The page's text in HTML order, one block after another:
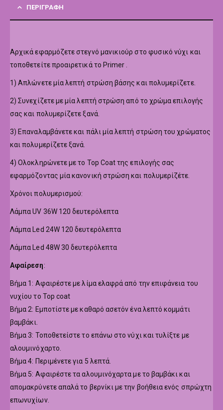
ΠΕΡΙΓΡΑΦΉ
Αρχικά εφαρμόζετε στεγνό μανικιούρ στο φυσικό νύχι και
τοποθετείτε προαιρετικά το Primer .
1) Απλώνετε μία λεπτή στρώση βάσης και πολυμερίζετε.
2) Συνεχίζετε με μία λεπτή στρώση από το χρώμα επιλογής
σας και πολυμερίζετε ξανά.
3) Επαναλαμβάνετε και πάλι μία λεπτή στρώση του χρώματος
και πολυμερίζετε ξανά.
4) Ολοκληρώνετε με το Top Coat της επιλογής σας
εφαρμόζοντας μία κανονική στρώση και πολυμερίζέτε.
Χρόνοι πολυμερισμού:
Λάμπα UV 36W 120 δευτερόλεπτα
Λάμπα Led 24W 120 δευτερόλεπτα
Λάμπα Led 48W 30 δευτερόλεπτα
Αφαίρεση:
Βήμα 1: Αφαιρέστε με λίμα ελαφρά από την επιφάνεια του
νυχίου το Top coat
Βήμα 2: Εμποτίστε με καθαρό ασετόν ένα λεπτό κομμάτι
βαμβάκι.
Βήμα 3: Τοποθετείστε το επάνω στο νύχι και τυλίξτε με
αλουμινόχαρτο.
Βήμα 4: Περιμένετε για 5 λεπτά.
Βήμα 5: Αφαιρέστε τα αλουμινόχαρτα με το βαμβάκι και
απομακρύνετε απαλά το βερνίκι με την βοήθεια ενός σπρώχτη
επωνυχίων.